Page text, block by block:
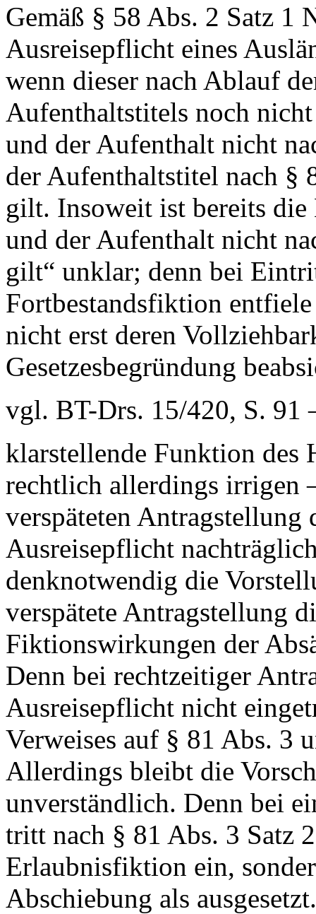
Gemäß § 58 Abs. 2 Satz 1
Ausreisepflicht eines
wenn dieser nach Ablauf
Aufenthaltstitels noch
und der Aufenthalt nicht
der Aufenthaltstitel nach §
gilt. Insoweit ist bereits
und der Aufenthalt nicht
gilt“ unklar; denn bei
Fortbestandsfiktion
nicht erst deren
Gesetzesbegründung
vgl. BT-Drs. 15/420, S. 91
klarstellende Funktion des
rechtlich allerdings irrigen
verspäteten
Ausreisepflicht
denknotwendig die
verspätete Antragstellung
Fiktionswirkungen der
Denn bei rechtzeitiger
Ausreisepflicht nicht
Verweises auf § 81 Abs. 3
Allerdings bleibt die
unverständlich. Denn bei
tritt nach § 81 Abs. 3 Satz
Erlaubnisfiktion ein,
Abschiebung als ausgesetzt.